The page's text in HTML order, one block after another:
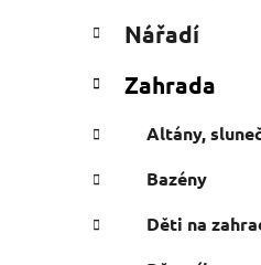
Nářadí
Zahrada
Altány,
Bazény
Děti na